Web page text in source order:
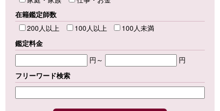
在籍鑑定師数
200人以上
100人以上
100人未満
鑑定料金
円～
円
フリーワード検索